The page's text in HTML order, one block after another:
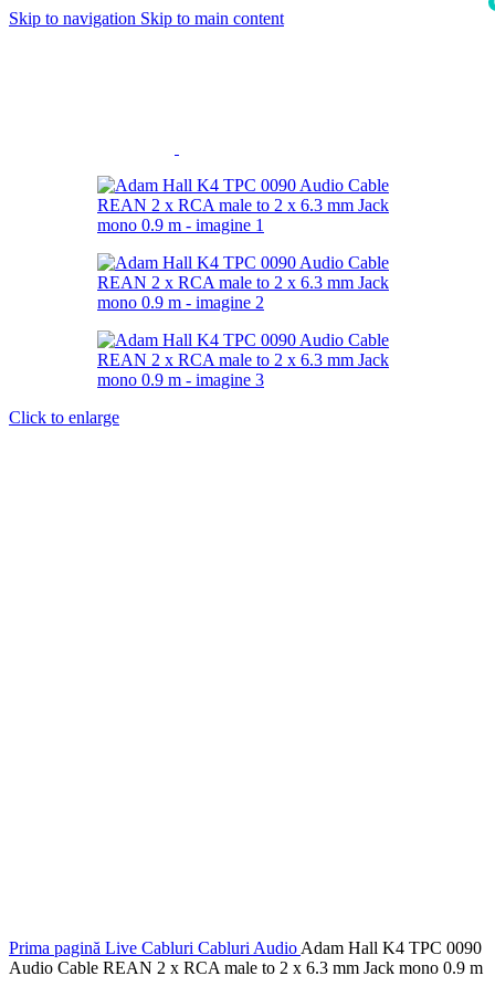
Skip to navigation Skip to main content
Click to enlarge
Prima pagină Live Cabluri Cabluri Audio Adam Hall K4 TPC 0090
Audio Cable REAN 2 x RCA male to 2 x 6.3 mm Jack mono 0.9 m